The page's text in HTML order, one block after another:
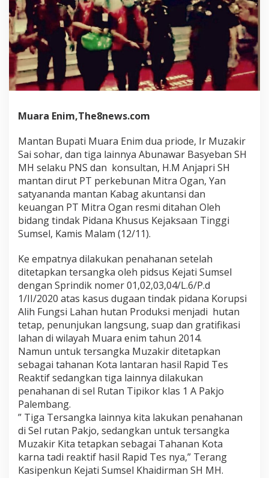
Muara Enim,The8news.com
Mantan Bupati Muara Enim dua priode, Ir Muzakir
Sai sohar, dan tiga lainnya Abunawar Basyeban SH
MH selaku PNS dan konsultan, H.M Anjapri SH
mantan dirut PT perkebunan Mitra Ogan, Yan
satyananda mantan Kabag akuntansi dan
keuangan PT Mitra Ogan resmi ditahan Oleh
bidang tindak Pidana Khusus Kejaksaan Tinggi
Sumsel, Kamis Malam (12/11).
Ke empatnya dilakukan penahanan setelah
ditetapkan tersangka oleh pidsus Kejati Sumsel
dengan Sprindik nomer 01,02,03,04/L.6/P.d
1/II/2020 atas kasus dugaan tindak pidana Korupsi
Alih Fungsi Lahan hutan Produksi menjadi hutan
tetap, penunjukan langsung, suap dan gratifikasi
lahan di wilayah Muara enim tahun 2014.
Namun untuk tersangka Muzakir ditetapkan
sebagai tahanan Kota lantaran hasil Rapid Tes
Reaktif sedangkan tiga lainnya dilakukan
penahanan di sel Rutan Tipikor klas 1 A Pakjo
Palembang.
” Tiga Tersangka lainnya kita lakukan penahanan
di Sel rutan Pakjo, sedangkan untuk tersangka
Muzakir Kita tetapkan sebagai Tahanan Kota
karna tadi reaktif hasil Rapid Tes nya,” Terang
Kasipenkun Kejati Sumsel Khaidirman SH MH.